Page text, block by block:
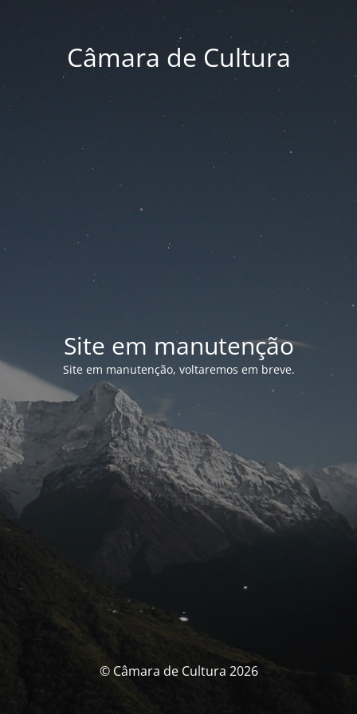
Câmara de Cultura
Site em manutenção
Site em manutenção, voltaremos em breve.
© Câmara de Cultura 2026